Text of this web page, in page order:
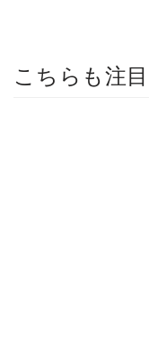
こちらも注目